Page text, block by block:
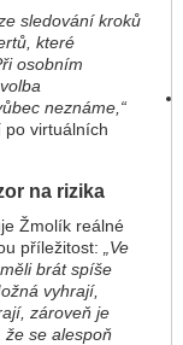
sledování kroků
které
osobním
neznáme,“
po virtuálních
na rizika
Žmolík reálné
příležitost:
„Ve
brát spíše
vyhrají,
zároveň je
že se alespoň